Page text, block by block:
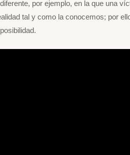
por ejemplo, en la que una
tal y como la conocemos; por